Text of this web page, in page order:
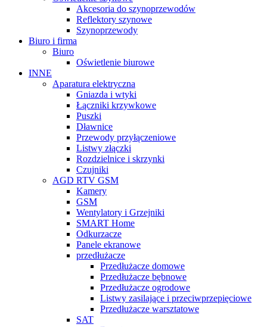
Akcesoria do szynoprzewodów
Reflektory szynowe
Szynoprzewody
Biuro i firma
Biuro
Oświetlenie biurowe
INNE
Aparatura elektryczna
Gniazda i wtyki
Łączniki krzywkowe
Puszki
Dławnice
Przewody przyłączeniowe
Listwy złączki
Rozdzielnice i skrzynki
Czujniki
AGD RTV GSM
Kamery
GSM
Wentylatory i Grzejniki
SMART Home
Odkurzacze
Panele ekranowe
przedłużacze
Przedłużacze domowe
Przedłużacze bębnowe
Przedłużacze ogrodowe
Listwy zasilające i przeciwprzepięciowe
Przedłużacze warsztatowe
SAT